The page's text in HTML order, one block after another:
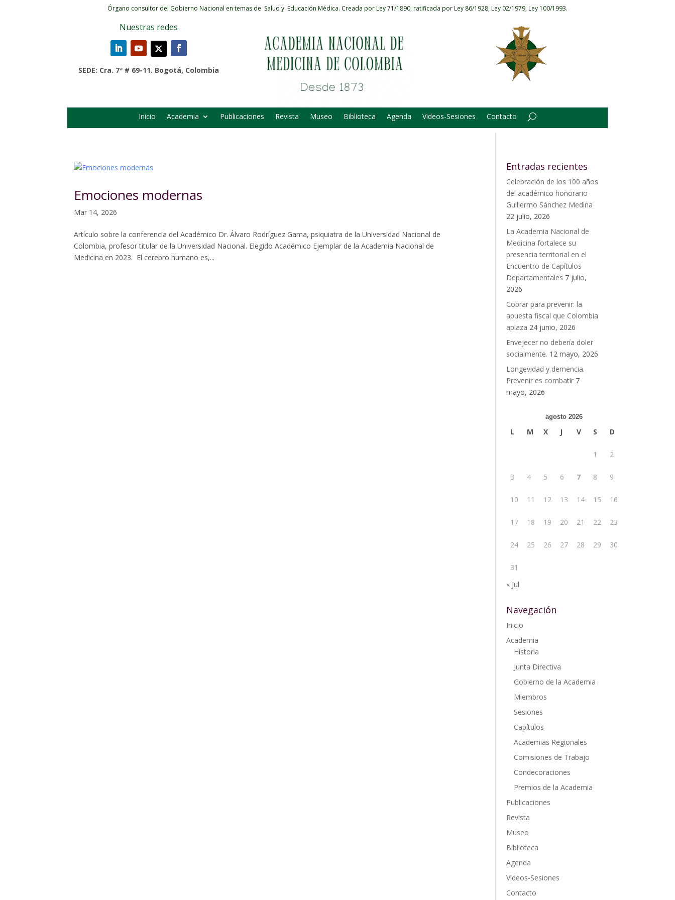
Órgano consultor del Gobierno Nacional en temas de Salud y Educación Médica. Creada por Ley 71/1890, ratificada por Ley 86/1928, Ley 02/1979, Ley 100/1993.
Nuestras redes
SEDE: Cra. 7ª # 69-11. Bogotá, Colombia
Inicio Academia Publicaciones Revista Museo Biblioteca Agenda Videos-Sesiones Contacto
Emociones modernas
Mar 14, 2026
Artículo sobre la conferencia del Académico Dr. Álvaro Rodríguez Gama, psiquiatra de la Universidad Nacional de
Colombia, profesor titular de la Universidad Nacional. Elegido Académico Ejemplar de la Academia Nacional de
Medicina en 2023. El cerebro humano es,...
Entradas recientes
Celebración de los 100 años
del académico honorario
Guillermo Sánchez Medina
22 julio, 2026
La Academia Nacional de
Medicina fortalece su
presencia territorial en el
Encuentro de Capítulos
Departamentales 7 julio,
2026
Cobrar para prevenir: la
apuesta fiscal que Colombia
aplaza 24 junio, 2026
Envejecer no debería doler
socialmente. 12 mayo, 2026
Longevidad y demencia.
Prevenir es combatir 7
mayo, 2026
agosto 2026
L M X J V S D
1 2
3 4 5 6 7 8 9
10 11 12 13 14 15 16
17 18 19 20 21 22 23
24 25 26 27 28 29 30
31
« Jul
Navegación
Inicio
Academia
Historia
Junta Directiva
Gobierno de la Academia
Miembros
Sesiones
Capítulos
Academias Regionales
Comisiones de Trabajo
Condecoraciones
Premios de la Academia
Publicaciones
Revista
Museo
Biblioteca
Agenda
Videos-Sesiones
Contacto